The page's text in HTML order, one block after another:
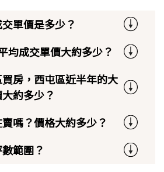
單價是多少？
均成交單價大約多少？
房，西屯區近半年的大
約多少？
嗎？價格大約多少？
範圍？